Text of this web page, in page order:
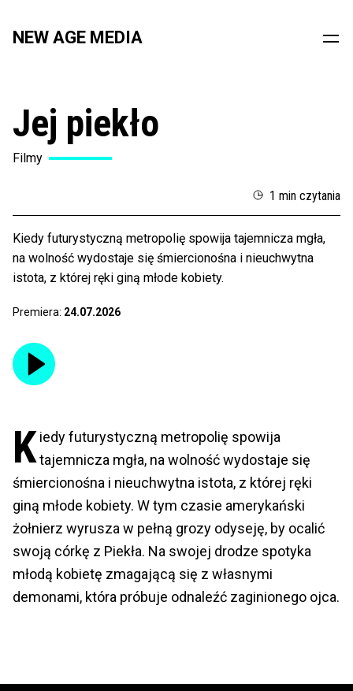
NEW AGE MEDIA
Jej piekło
Filmy
1 min czytania
Kiedy futurystyczną metropolię spowija tajemnicza mgła,
na wolność wydostaje się śmiercionośna i nieuchwytna
istota, z której ręki giną młode kobiety.
Premiera: 24.07.2026
K iedy futurystyczną metropolię spowija
tajemnicza mgła, na wolność wydostaje się
śmiercionośna i nieuchwytna istota, z której ręki
giną młode kobiety. W tym czasie amerykański
żołnierz wyrusza w pełną grozy odyseję, by ocalić
swoją córkę z Piekła. Na swojej drodze spotyka
młodą kobietę zmagającą się z własnymi
demonami, która próbuje odnaleźć zaginionego ojca.